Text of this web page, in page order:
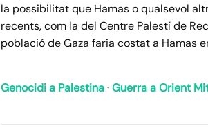
la possibilitat que Hamas o qualsevol
recents, com la del Centre Palestí de
població de Gaza faria costat a Hamas
Genocidi a Palestina·Guerra a Orient